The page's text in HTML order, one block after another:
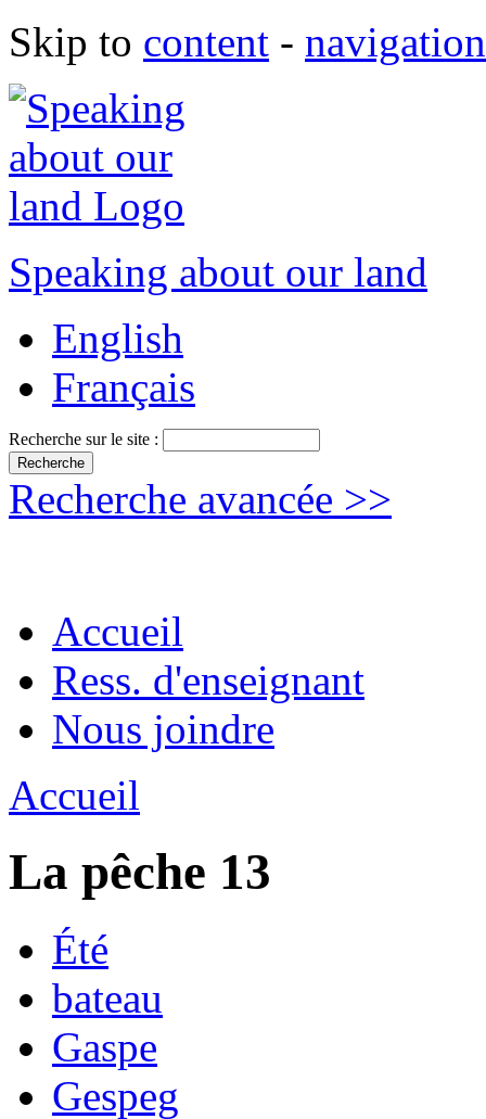
Skip to content - navigation
Speaking about our land
English
Français
Recherche sur le site :
Recherche avancée >>
Accueil
Ress. d'enseignant
Nous joindre
Accueil
La pêche 13
Été
bateau
Gaspe
Gespeg